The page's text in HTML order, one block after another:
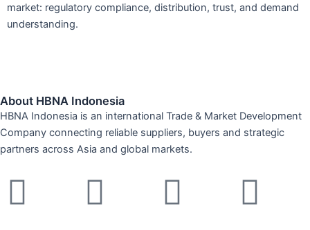
market: regulatory compliance, distribution, trust, and demand
understanding.
About HBNA Indonesia
HBNA Indonesia is an international Trade & Market Development
Company connecting reliable suppliers, buyers and strategic
partners across Asia and global markets.
LinkedinInstagram